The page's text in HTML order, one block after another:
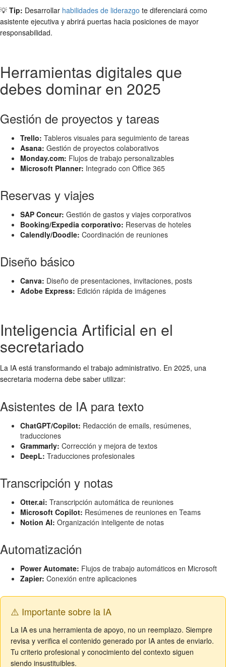
💡 Tip: Desarrollar habilidades de liderazgo te diferenciará como
asistente ejecutiva y abrirá puertas hacia posiciones de mayor
responsabilidad.
Herramientas digitales que
debes dominar en 2025
Gestión de proyectos y tareas
Trello: Tableros visuales para seguimiento de tareas
Asana: Gestión de proyectos colaborativos
Monday.com: Flujos de trabajo personalizables
Microsoft Planner: Integrado con Office 365
Reservas y viajes
SAP Concur: Gestión de gastos y viajes corporativos
Booking/Expedia corporativo: Reservas de hoteles
Calendly/Doodle: Coordinación de reuniones
Diseño básico
Canva: Diseño de presentaciones, invitaciones, posts
Adobe Express: Edición rápida de imágenes
Inteligencia Artificial en el
secretariado
La IA está transformando el trabajo administrativo. En 2025, una
secretaria moderna debe saber utilizar:
Asistentes de IA para texto
ChatGPT/Copilot: Redacción de emails, resúmenes,
traducciones
Grammarly: Corrección y mejora de textos
DeepL: Traducciones profesionales
Transcripción y notas
Otter.ai: Transcripción automática de reuniones
Microsoft Copilot: Resúmenes de reuniones en Teams
Notion AI: Organización inteligente de notas
Automatización
Power Automate: Flujos de trabajo automáticos en Microsoft
Zapier: Conexión entre aplicaciones
⚠️ Importante sobre la IA
La IA es una herramienta de apoyo, no un reemplazo. Siempre
revisa y verifica el contenido generado por IA antes de enviarlo.
Tu criterio profesional y conocimiento del contexto siguen
siendo insustituibles.